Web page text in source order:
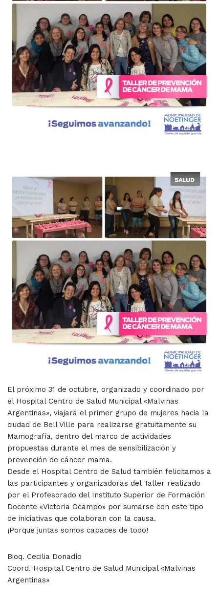
El próximo 31 de octubre, organizado y coordinado por
el Hospital Centro de Salud Municipal «Malvinas
Argentinas», viajará el primer grupo de mujeres hacia la
ciudad de Bell Ville para realizarse gratuitamente su
Mamografía, dentro del marco de actividades
propuestas durante el mes de sensibilización y
prevención de cáncer mama.
Desde el Hospital Centro de Salud también felicitamos a
las participantes y organizadoras del Taller realizado
por el Profesorado del Instituto Superior de Formación
Docente «Victoria Ocampo» por sumarse con este tipo
de iniciativas que colaboran con la causa.
¡Porque juntas somos capaces de todo!
Bioq. Cecilia Donadío
Coord. Hospital Centro de Salud Municipal «Malvinas
Argentinas»